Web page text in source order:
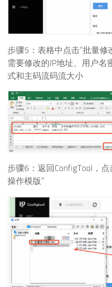
步骤5：表格中点击“批量修
需要修改的IP地址、用户名
式和主码流码流大小
步骤6：返回ConfigTool，
操作模版”